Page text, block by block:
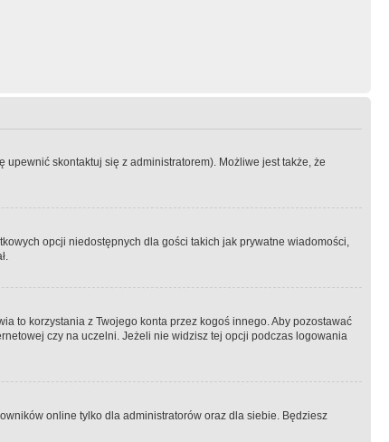
upewnić skontaktuj się z administratorem). Możliwe jest także, że
opcji niedostępnych dla gości takich jak prywatne wiadomości,
to korzystania z Twojego konta przez kogoś innego. Aby pozostawać
czy na uczelni. Jeżeli nie widzisz tej opcji podczas logowania
online tylko dla administratorów oraz dla siebie. Będziesz